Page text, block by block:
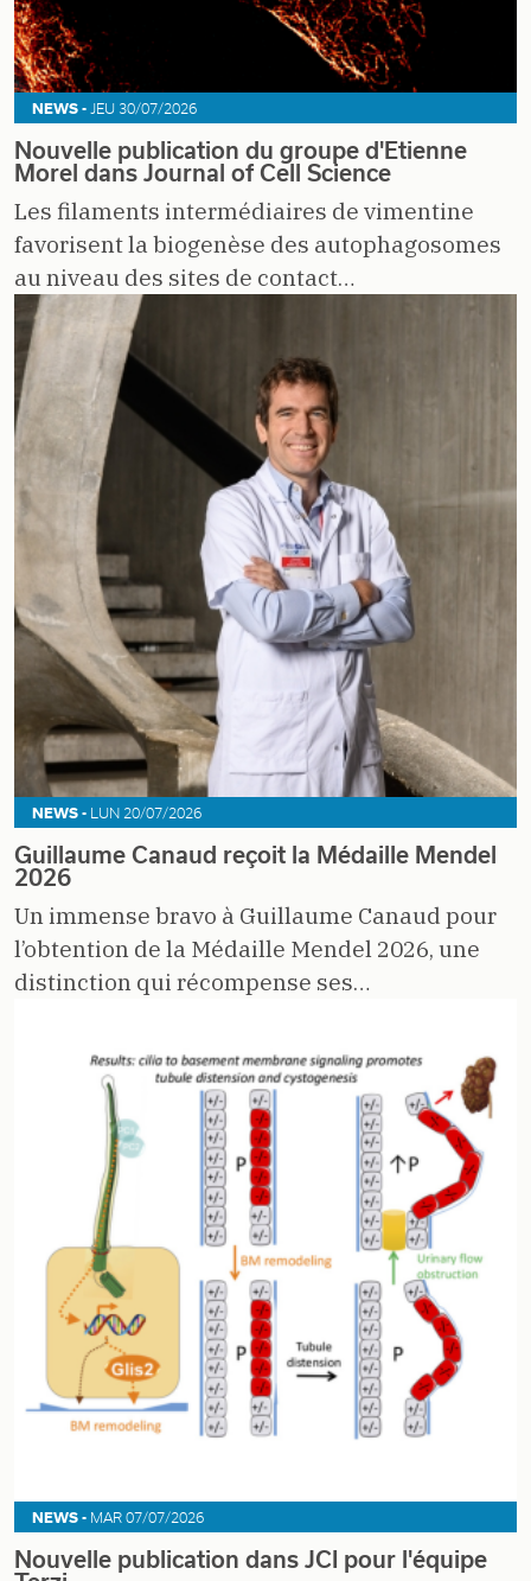
NEWS - JEU 30/07/2026
Nouvelle publication du groupe d'Etienne
Morel dans Journal of Cell Science
Les filaments intermédiaires de vimentine
favorisent la biogenèse des autophagosomes
au niveau des sites de contact…
NEWS - LUN 20/07/2026
Guillaume Canaud reçoit la Médaille Mendel
2026
Un immense bravo à Guillaume Canaud pour
l’obtention de la Médaille Mendel 2026, une
distinction qui récompense ses…
NEWS - MAR 07/07/2026
Nouvelle publication dans JCI pour l'équipe